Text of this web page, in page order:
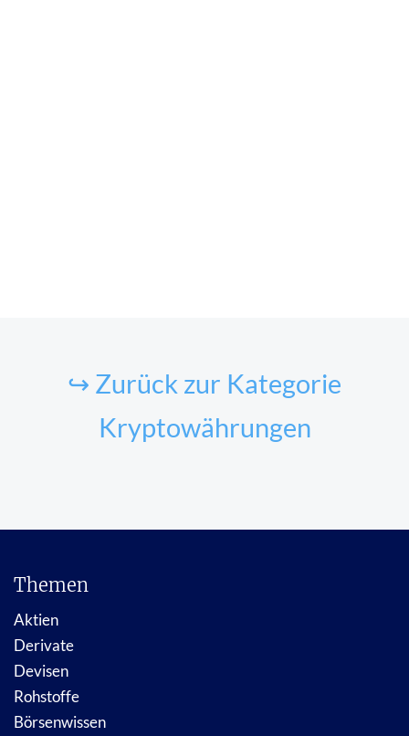
↪ Zurück zur Kategorie
Kryptowährungen
Themen
Aktien
Derivate
Devisen
Rohstoffe
Börsenwissen